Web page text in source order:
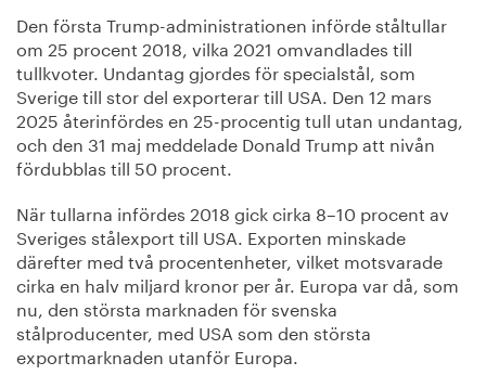
Den första Trump-administrationen införde ståltullar
om 25 procent 2018, vilka 2021 omvandlades till
tullkvoter. Undantag gjordes för specialstål, som
Sverige till stor del exporterar till USA. Den 12 mars
2025 återinfördes en 25-procentig tull utan undantag,
och den 31 maj meddelade Donald Trump att nivån
fördubblas till 50 procent.
När tullarna infördes 2018 gick cirka 8–10 procent av
Sveriges stålexport till USA. Exporten minskade
därefter med två procentenheter, vilket motsvarade
cirka en halv miljard kronor per år. Europa var då, som
nu, den största marknaden för svenska
stålproducenter, med USA som den största
exportmarknaden utanför Europa.